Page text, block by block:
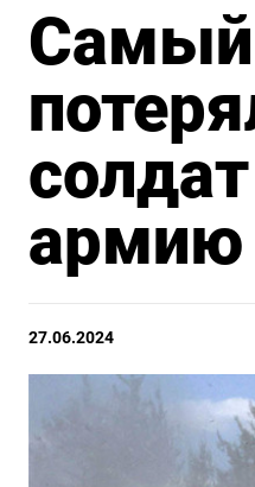
Самый
армию
27.06.2024